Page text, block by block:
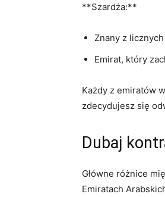
**Szardża:**
Znany z
Emirat, który‍
Każdy z emiratów
zdecydujesz się⁣
Dubaj
Główne różnice⁣
Emiratach